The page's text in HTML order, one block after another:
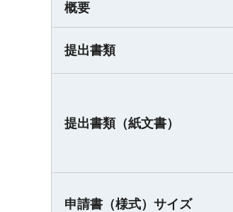
概要
提出書類
提出書類（紙文書）
申請書（様式）サイズ